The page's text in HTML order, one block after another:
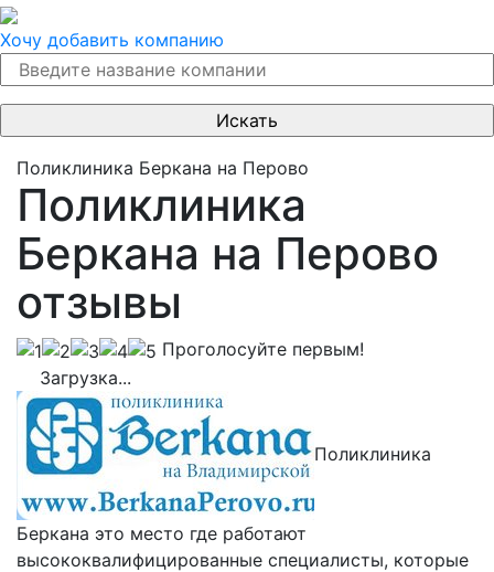
Хочу добавить компанию
Поликлиника Беркана на Перово
Поликлиника
Беркана на Перово
отзывы
Проголосуйте первым!
Загрузка...
Поликлиника
Беркана это место где работают
высококвалифицированные специалисты, которые